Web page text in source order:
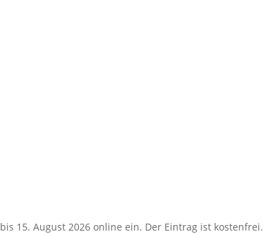
bis 15. August 2026 online ein. Der Eintrag ist kostenfrei.